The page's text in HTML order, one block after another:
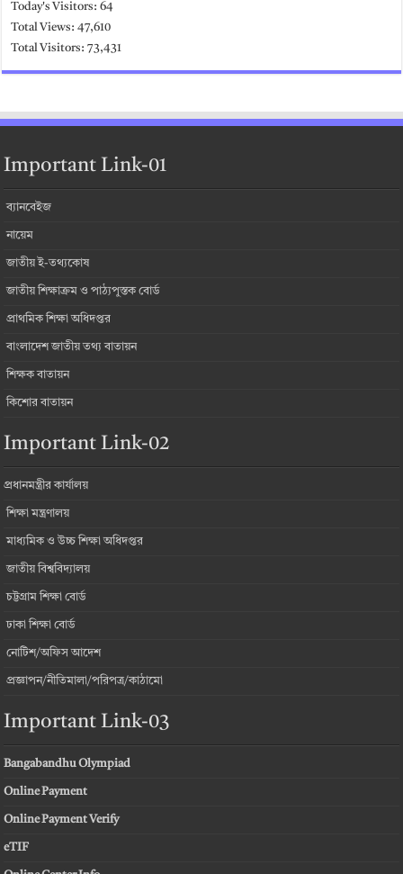
Today's Visitors:64
Total Views:47,610
Total Visitors:73,431
Important Link-01
ব্যানবেইজ
নায়েম
জাতীয় ই-তথ্যকোষ
জাতীয় শিক্ষাক্রম ও পাঠ্যপুস্তক বোর্ড
প্রাথমিক শিক্ষা অধিদপ্তর
বাংলাদেশ জাতীয় তথ্য বাতায়ন
শিক্ষক বাতায়ন
কিশোর বাতায়ন
Important Link-02
প্রধানমন্ত্রীর কার্যালয়
শিক্ষা মন্ত্রণালয়
মাধ্যমিক ও উচ্চ শিক্ষা অধিদপ্তর
জাতীয় বিশ্ববিদ্যালয়
চট্টগ্রাম শিক্ষা বোর্ড
ঢাকা শিক্ষা বোর্ড
নোটিশ/অফিস আদেশ
প্রজ্ঞাপন/নীতিমালা/পরিপত্র/কাঠামো
Important Link-03
Bangabandhu Olympiad
Online Payment
Online Payment Verify
eTIF